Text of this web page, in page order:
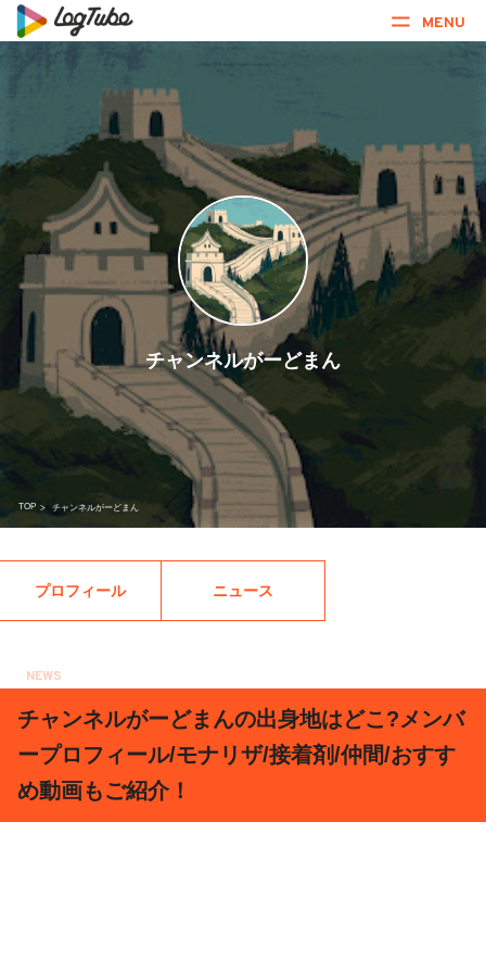
MENU
チャンネルがーどまん
TOP > チャンネルがーどまん
プロフィール ニュース
NEWS
チャンネルがーどまんの出身地はどこ?メンバ
ープロフィール/モナリザ/接着剤/仲間/おすす
め動画もご紹介！